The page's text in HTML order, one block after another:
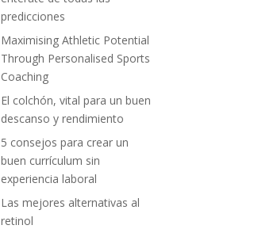
predicciones
Maximising Athletic Potential
Through Personalised Sports
Coaching
El colchón, vital para un buen
descanso y rendimiento
5 consejos para crear un
buen currículum sin
experiencia laboral
Las mejores alternativas al
retinol